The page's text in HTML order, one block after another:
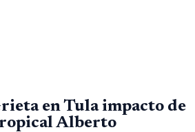
en Tula impacto de
Alberto